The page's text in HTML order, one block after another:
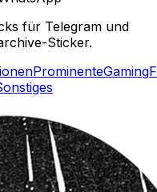
für Telegram und
Sticker.
ProminenteGaming